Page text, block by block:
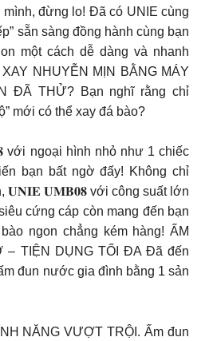
đừng lo! Đã có UNIE cùng
sẵn sàng đồng hành cùng bạn
một cách dễ dàng và nhanh
NHUYỄN MỊN BẰNG MÁY
ĐÃ THỬ? Bạn nghĩ rằng chỉ
mới có thể xay đá bào?
ngoại hình nhỏ như 1 chiếc
bạn bất ngờ đấy! Không chỉ
𝐔𝐍𝐈𝐄 𝐔𝐌𝐁𝟎𝟖 với công suất lớn
cứng cáp còn mang đến bạn
ngon chẳng kém hàng! ẤM
– TIỆN DỤNG TỐI ĐA Đã đến
đun nước gia đình bằng 1 sản
NĂNG VƯỢT TRỘI. Ấm đun